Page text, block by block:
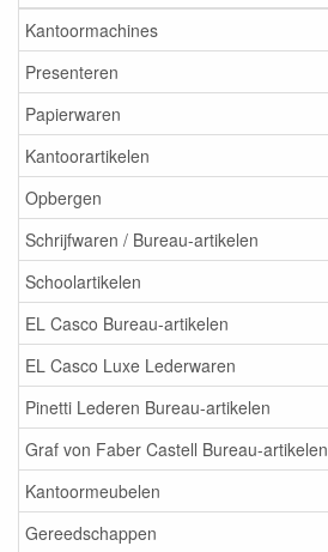
Kantoormachines
Presenteren
Papierwaren
Kantoorartikelen
Opbergen
Schrijfwaren / Bureau-artikelen
Schoolartikelen
EL Casco Bureau-artikelen
EL Casco Luxe Lederwaren
Pinetti Lederen Bureau-artikelen
Graf von Faber Castell Bureau-artikelen
Kantoormeubelen
Gereedschappen